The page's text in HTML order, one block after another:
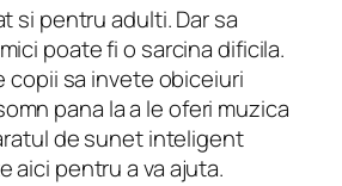
si pentru adulti. Dar sa
poate fi o sarcina dificila.
copii sa invete obiceiuri
pana la a le oferi muzica
de sunet inteligent
aici pentru a va ajuta.